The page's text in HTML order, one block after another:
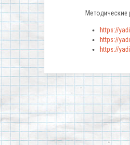
Методические
https://
https://
https://